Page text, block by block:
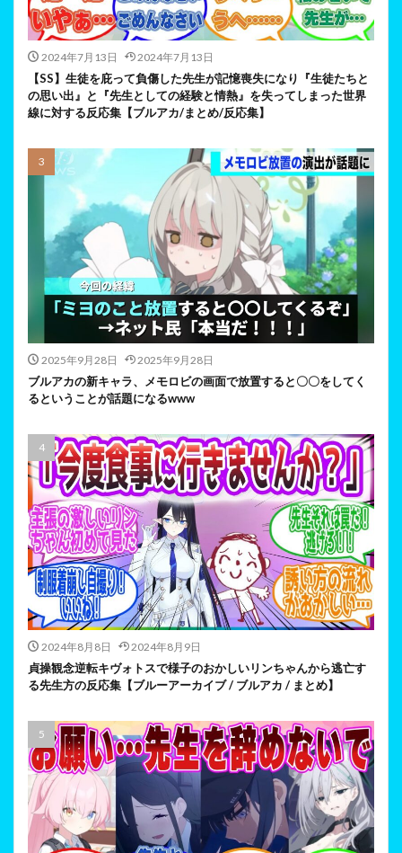
2024年7月13日 2024年7月13日
【SS】生徒を庇って負傷した先生が記憶喪失になり『生徒たちと
の思い出』と『先生としての経験と情熱』を失ってしまった世界
線に対する反応集【ブルアカ/まとめ/反応集】
2025年9月28日 2025年9月28日
ブルアカの新キャラ、メモロビの画面で放置すると〇〇をしてく
るということが話題になるwww
2024年8月8日 2024年8月9日
貞操観念逆転キヴォトスで様子のおかしいリンちゃんから逃亡す
る先生方の反応集【ブルーアーカイブ / ブルアカ / まとめ】